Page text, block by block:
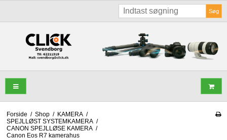
Søg
Forside / Shop / KAMERA /
SPEJLLØST SYSTEMKAMERA /
CANON SPEJLLØSE KAMERA /
Canon Eos R7 kamerahus